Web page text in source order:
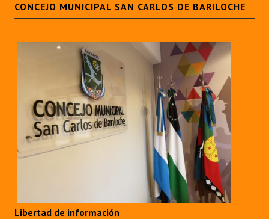
CONCEJO MUNICIPAL SAN CARLOS DE BARILOCHE
Libertad de información